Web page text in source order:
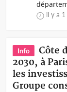
il y a
Info
Côte
2030, à
les
Groupe